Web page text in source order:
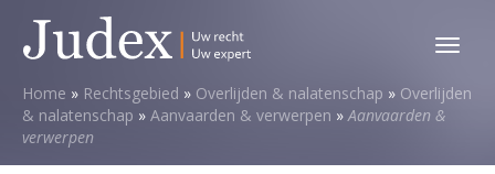
Toggle
Home » Rechtsgebied » Overlijden & nalatenschap » Overlijden
& nalatenschap » Aanvaarden & verwerpen »Aanvaarden &
verwerpen